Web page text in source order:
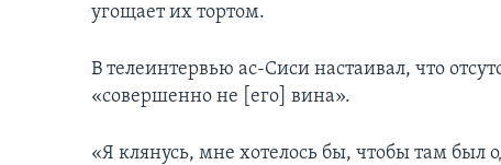
угощает их тортом.
В телеинтервью ас-Сиси настаивал, что
«совершенно не [его] вина».
«Я клянусь, мне хотелось бы, чтобы там был